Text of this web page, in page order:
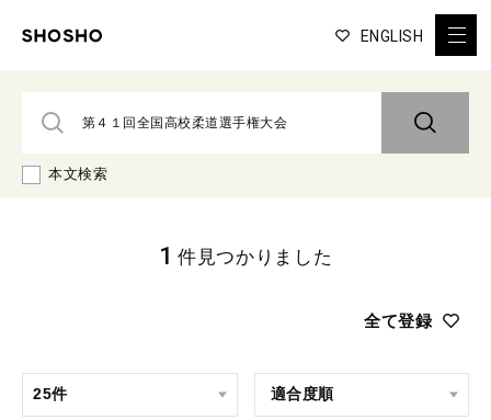
ENGLISH
本文検索
全て登録
1 件見つかりました